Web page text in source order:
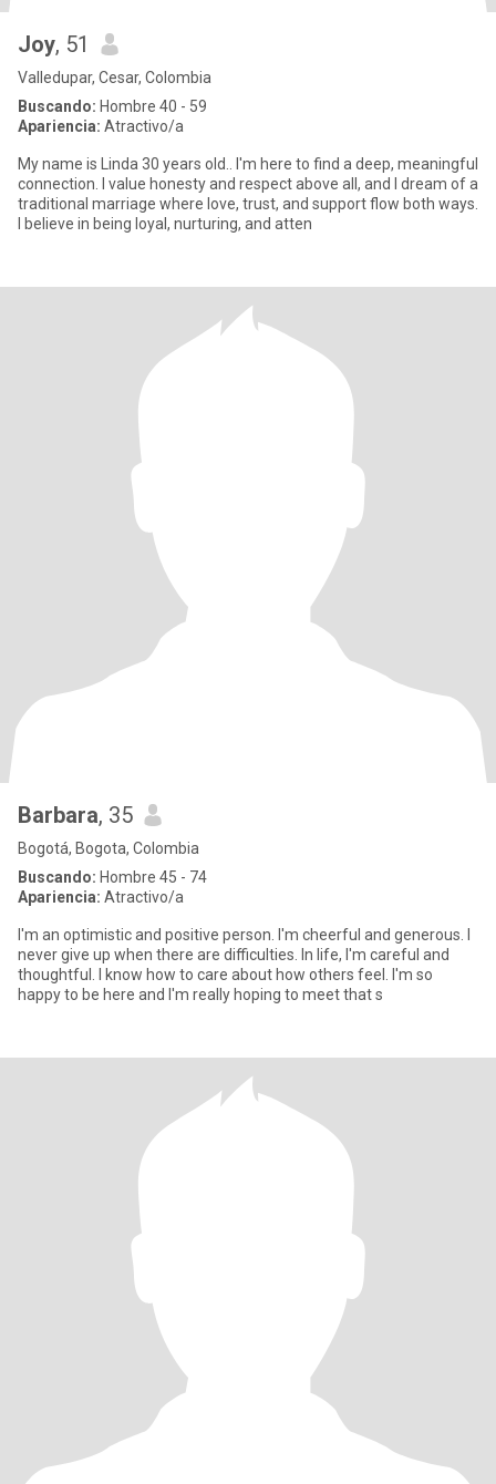
Joy, 51
Valledupar, Cesar, Colombia
Buscando: Hombre 40 - 59
Apariencia: Atractivo/a
My name is Linda 30 years old.. I'm here to find a deep, meaningful
connection. I value honesty and respect above all, and I dream of a
traditional marriage where love, trust, and support flow both ways.
I believe in being loyal, nurturing, and atten
Barbara, 35
Bogotá, Bogota, Colombia
Buscando: Hombre 45 - 74
Apariencia: Atractivo/a
I'm an optimistic and positive person. I'm cheerful and generous. I
never give up when there are difficulties. In life, I'm careful and
thoughtful. I know how to care about how others feel. I'm so
happy to be here and I'm really hoping to meet that s